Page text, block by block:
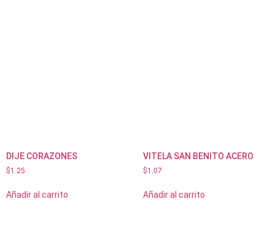
DIJE CORAZONES
$1.25
Añadir al carrito
VITELA SAN BENITO ACERO
$1.07
Añadir al carrito